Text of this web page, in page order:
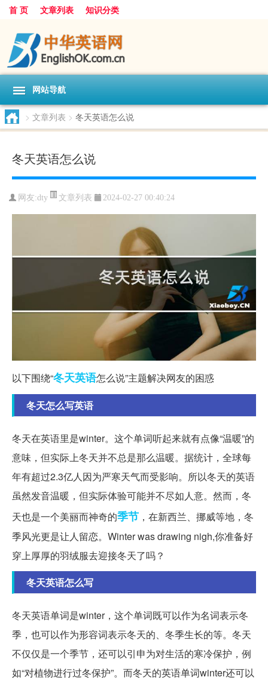
首 页 文章列表 知识分类
网站导航
> 文章列表 > 冬天英语怎么说
冬天英语怎么说
网友:dty 文章列表 2024-02-27 00:40:24
以下围绕“冬天英语怎么说”主题解决网友的困惑
冬天怎么写英语
冬天在英语里是winter。这个单词听起来就有点像“温暖”的
意味，但实际上冬天并不总是那么温暖。据统计，全球每
年有超过2.3亿人因为严寒天气而受影响。所以冬天的英语
虽然发音温暖，但实际体验可能并不尽如人意。然而，冬
天也是一个美丽而神奇的季节 ，在新西兰、挪威等地，冬
季风光更是让人留恋。Winter was drawing nigh,你准备好
穿上厚厚的羽绒服去迎接冬天了吗？
冬天英语怎么写
冬天英语单词是winter，这个单词既可以作为名词表示冬
季，也可以作为形容词表示冬天的、冬季生长的等。冬天
不仅仅是一个季节，还可以引申为对生活的寒冷保护，例
如“对植物进行过冬保护”。而冬天的英语单词winter还可以